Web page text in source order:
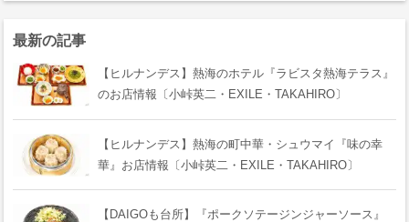
最新の記事
【ヒルナンデス】熱海のホテル『ラビスタ熱海テラス』
のお店情報〔小峠英二・EXILE・TAKAHIRO〕
【ヒルナンデス】熱海の町中華・シュウマイ『味の幸
華』お店情報〔小峠英二・EXILE・TAKAHIRO〕
【DAIGOも台所】『ポークソテージンジャーソース』